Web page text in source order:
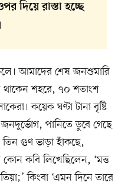
দিয়ে রাস্তা হচ্ছে
আমাদের শেষ জনশুমারি
শহরে, ৭০ শতাংশ
কয়েক ঘণ্টা টানা বৃষ্টি
পানিতে ডুবে গেছে
তিন গুণ ভাড়া হাঁকছে,
কোন কবি লিখেছিলেন, ‘মত্ত
কিংবা ‘এমন দিনে তারে